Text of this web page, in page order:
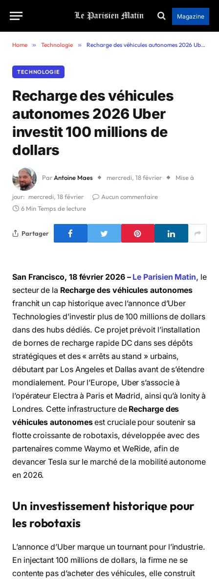
Magazine
Home » Technologie » Recharge des véhicules autonomes 2026 Uber investit 100 millions de dollars
TECHNOLOGIE
Recharge des véhicules
autonomes 2026 Uber
investit 100 millions de
dollars
Par Antoine Maes mercredi, 18 février Mise à
jour: mercredi, 18 février
Aucun commentaire
6 Min Temps de lecture
Partager
San Francisco, 18 février 2026 – Le Parisien Matin, le
secteur de la Recharge des véhicules autonomes
franchit un cap historique avec l’annonce d’Uber
Technologies d’investir plus de 100 millions de dollars
dans des hubs dédiés. Ce projet prévoit l’installation
de bornes de recharge rapide DC dans ses dépôts
stratégiques et des « arrêts au stand » urbains,
débutant par Los Angeles et Dallas avant de s’étendre
mondialement. Pour l’Europe, Uber s’associe à
l’opérateur Electra à Paris et Madrid, ainsi qu’à Ionity à
Londres. Cette infrastructure de Recharge des
véhicules autonomesest cruciale pour soutenir sa
flotte croissante de robotaxis, développée avec des
partenaires comme Waymo et WeRide, afin de
devancer Tesla sur le marché de la mobilité autonome
en 2026.
Un investissement historique pour
les robotaxis
L’annonce d’Uber marque un tournant pour l’industrie.
En injectant 100 millions de dollars, la firme ne se
contente pas d’acheter des véhicules, elle construit